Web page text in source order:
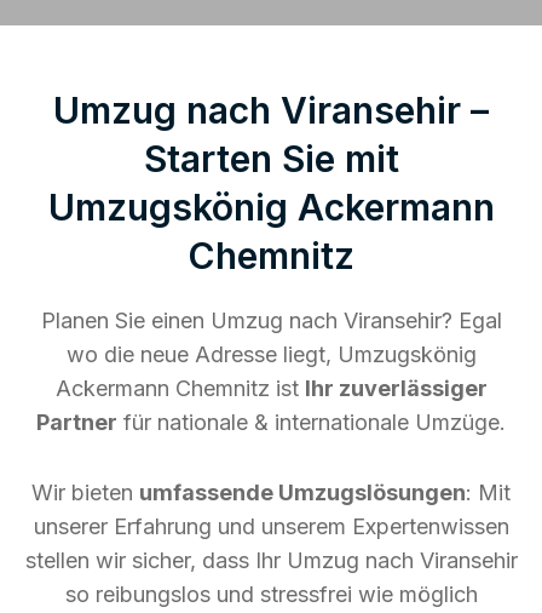
Umzug nach Viransehir –
Starten Sie mit
Umzugskönig Ackermann
Chemnitz
Planen Sie einen Umzug nach Viransehir? Egal
wo die neue Adresse liegt, Umzugskönig
Ackermann Chemnitz ist Ihr zuverlässiger
Partner für nationale & internationale Umzüge.
Wir bieten umfassende Umzugslösungen: Mit
unserer Erfahrung und unserem Expertenwissen
stellen wir sicher, dass Ihr Umzug nach Viransehir
so reibungslos und stressfrei wie möglich